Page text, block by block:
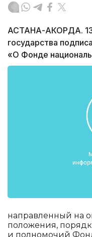
АСТАНА-АКОРДА.
государства
«О Фонде
направленный на
положения,
и полномочий